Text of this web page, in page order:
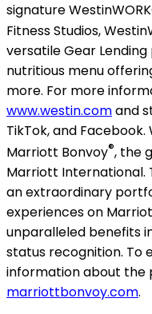
signature
Fitness Studios,
versatile Gear
nutritious menu
more. For more
www.westin.comand
TikTok, and
Marriott Bonvoy®, the
Marriott International.
an extraordinary
experiences on
unparalleled benefits
status recognition. To
information about the
marriottbonvoy.com.